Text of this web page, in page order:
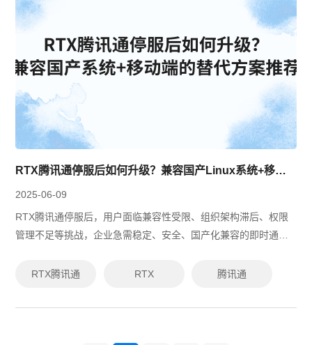
RTX腾讯通停服后如何升级？兼容国产Linux系统+移动端的替代方案推荐
2025-06-09
RTX腾讯通停服后，用户面临兼容性受限、组织架构滞后、权限
管理不足等挑战，企业急需稳定、安全、国产化兼容的即时通讯
无缝迁移、并行使用、多端适配...
RTX腾讯通 RTX 腾讯通